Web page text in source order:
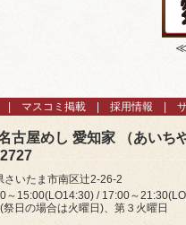
≪
マスコミ掲載 採用情報
古屋めし 愛知家 （あいちや
いたま市南区辻2-26-2
～15:00(LO14:30) / 17:00～
祭日の場合は火曜日)、第３火曜日